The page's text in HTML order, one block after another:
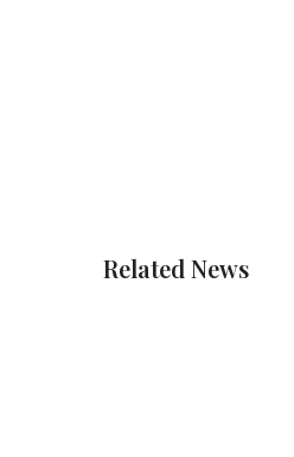
Related News